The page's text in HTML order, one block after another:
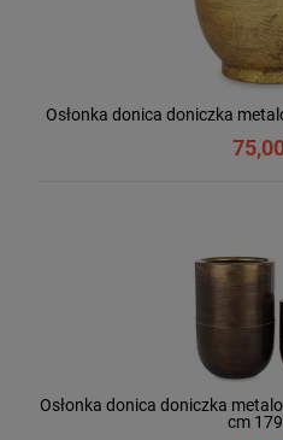
Osłonka donica doniczka
Osłonka donica doniczka
cm